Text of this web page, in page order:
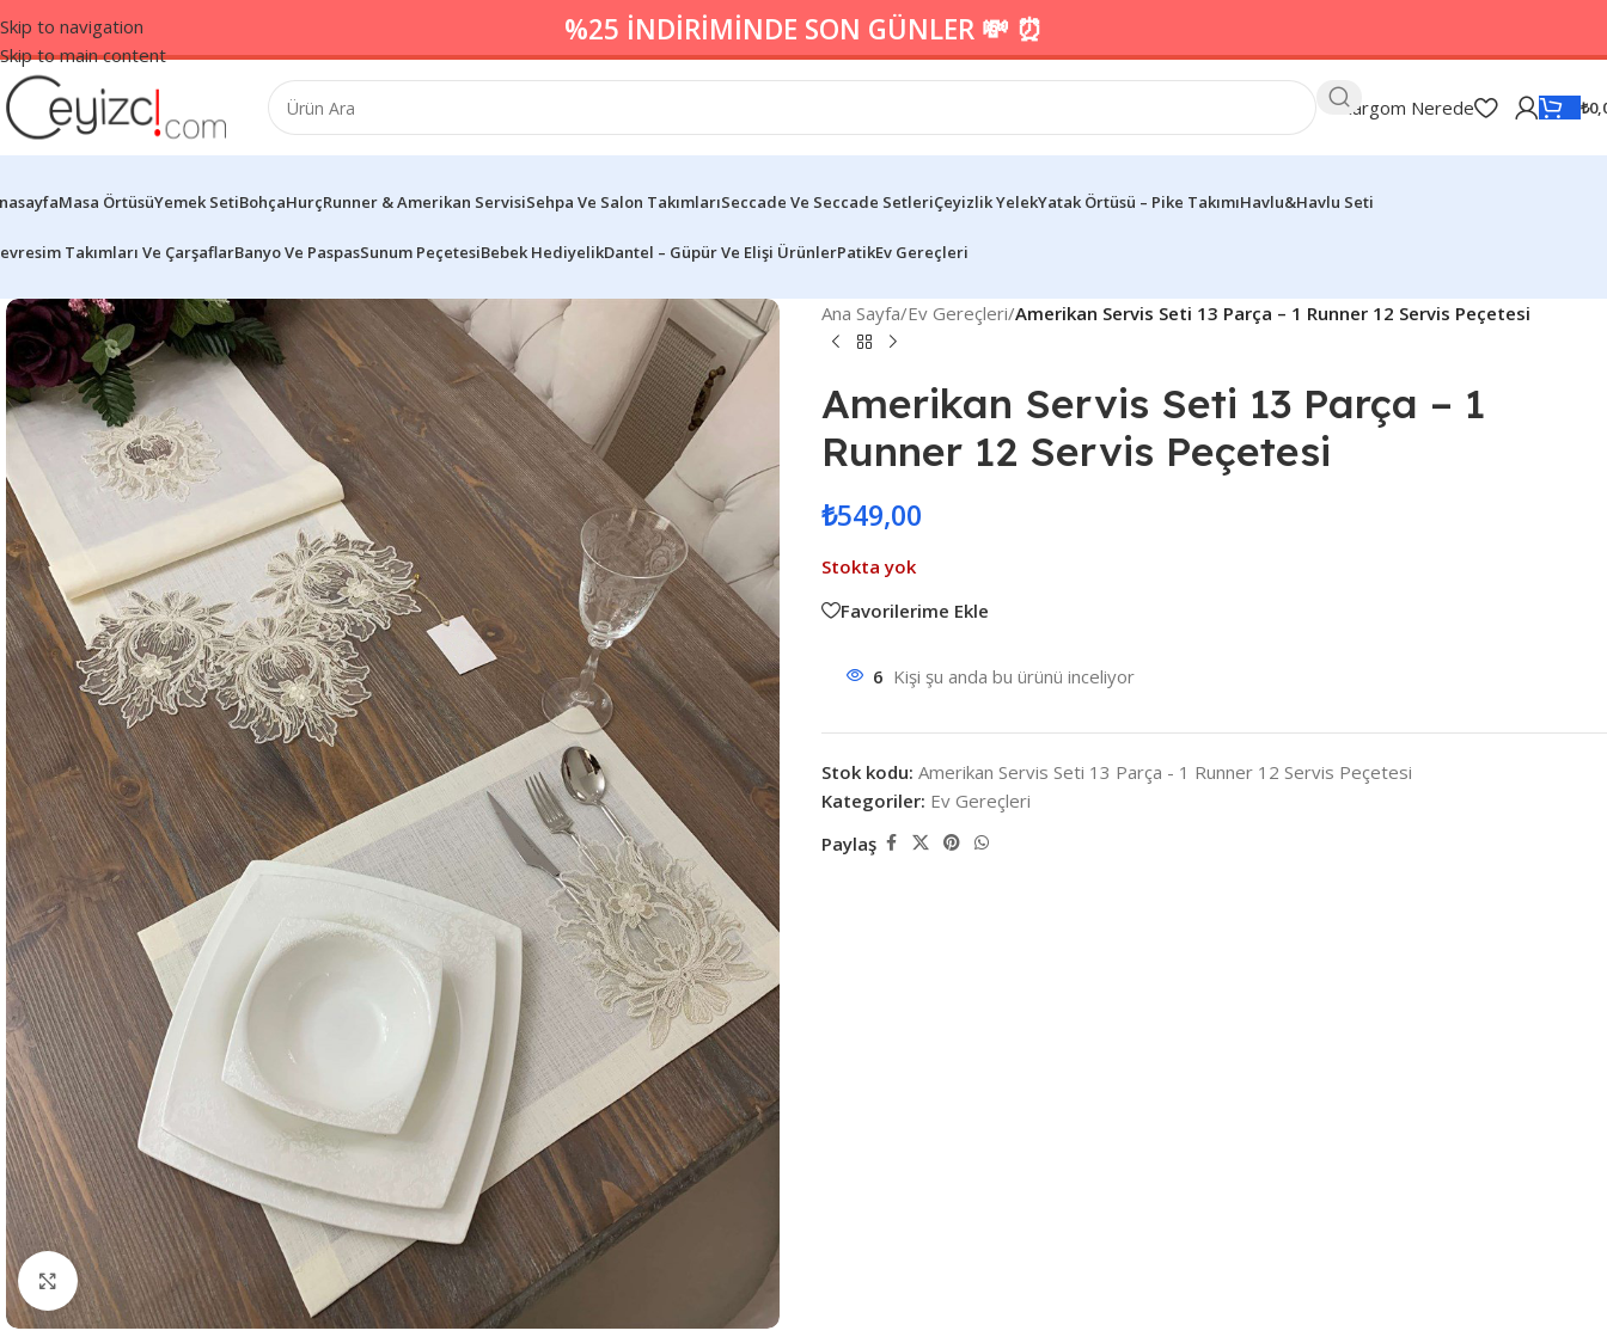
Skip to navigation
Skip to main content
%25 İNDİRİMİNDE SON GÜNLER 💸 ⏰
Kargom Nerede ₺
Masa ÖrtüsüYemek SetiBohçaHurçRunner & Amerikan ServisiSehpa Ve Salon TakımlarıSeccade Ve Seccade SetleriÇeyizlik YelekYatak Örtüsü – Pike TakımıHavlu&Havlu Seti
Takımları Ve ÇarşaflarBanyo Ve PaspasSunum PeçetesiBebek HediyelikDantel – Güpür Ve Elişi ÜrünlerPatikEv Gereçleri
Resmi Büyüt
Ana Sayfa/Ev Gereçleri/Amerikan Servis Seti 13 Parça – 1 Runner 12 Servis Peçetesi
Amerikan Servis Seti 13 Parça – 1
Runner 12 Servis Peçetesi
₺549,00
Stokta yok
Favorilerime Ekle
6 Kişi şu anda bu ürünü inceliyor
Stok kodu: Amerikan Servis Seti 13 Parça - 1 Runner 12 Servis Peçetesi
Kategoriler: Ev Gereçleri
Paylaş